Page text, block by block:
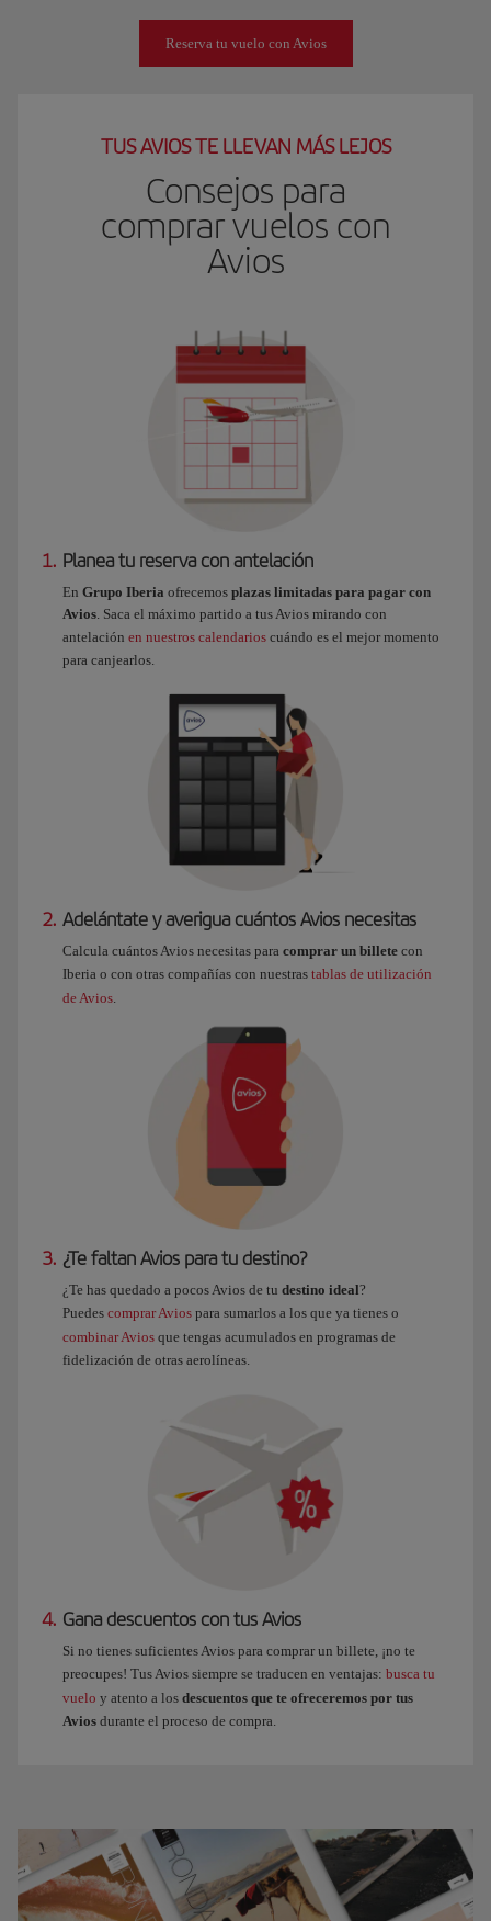
Reserva tu vuelo con Avios
TUS AVIOS TE LLEVAN MÁS LEJOS
Consejos para
comprar vuelos con
Avios
1. Planea tu reserva con antelación
En Grupo Iberia ofrecemos plazas limitadas para pagar con
Avios. Saca el máximo partido a tus Avios mirando con
antelación en nuestros calendarios cuándo es el mejor momento
para canjearlos.
2. Adelántate y averigua cuántos Avios necesitas
Calcula cuántos Avios necesitas para comprar un billete con
Iberia o con otras compañías con nuestras tablas de utilización
de Avios.
3. ¿Te faltan Avios para tu destino?
¿Te has quedado a pocos Avios de tu destino ideal?
Puedes comprar Avios para sumarlos a los que ya tienes o
combinar Avios que tengas acumulados en programas de
fidelización de otras aerolíneas.
4. Gana descuentos con tus Avios
Si no tienes suficientes Avios para comprar un billete, ¡no te
preocupes! Tus Avios siempre se traducen en ventajas: busca tu
vuelo y atento a los descuentos que te ofreceremos por tus
Avios durante el proceso de compra.